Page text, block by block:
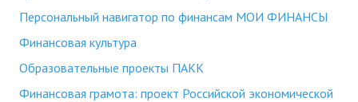
Персональный навигатор по финансам МОИ ФИНАНСЫ
Финансовая культура
Образовательные проекты ПАКК
Финансовая грамота: проект Российской экономической